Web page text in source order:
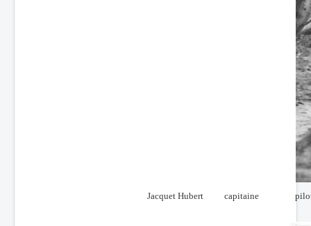
Jacquet Hubert capitaine